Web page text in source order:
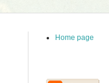
Home page